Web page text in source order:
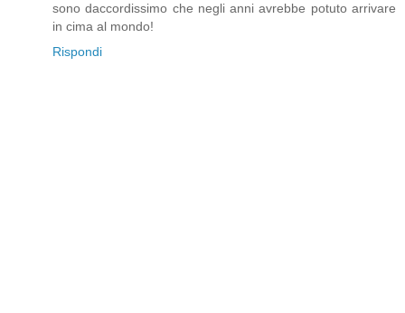
sono daccordissimo che negli anni avrebbe potuto arrivare
in cima al mondo!
Rispondi